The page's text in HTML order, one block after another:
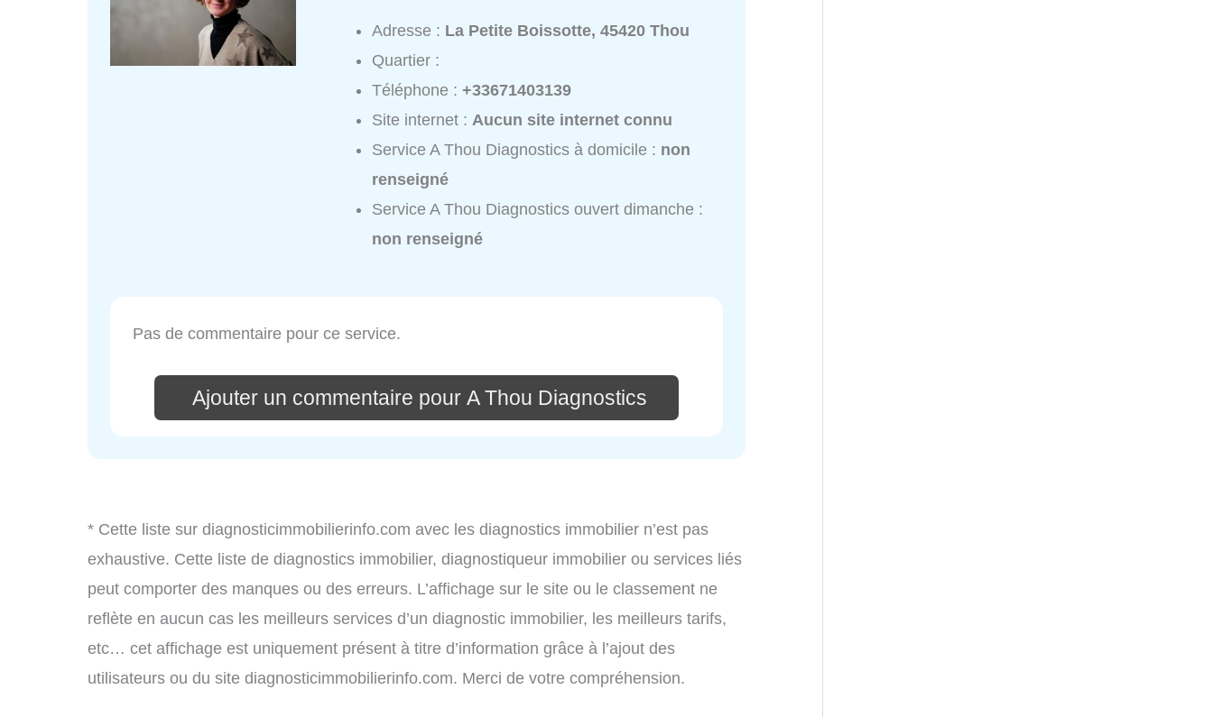
Adresse : La Petite Boissotte, 45420 Thou
Quartier :
Téléphone :+33671403139
Site internet :Aucun site internet connu
Service A Thou Diagnostics à domicile : non
renseigné
Service A Thou Diagnostics ouvert dimanche :
non renseigné
Pas de commentaire pour ce service.
Ajouter un commentaire pour A Thou Diagnostics
* Cette liste sur diagnosticimmobilierinfo.com avec les diagnostics immobilier n’est pas
exhaustive. Cette liste de diagnostics immobilier, diagnostiqueur immobilier ou services liés
peut comporter des manques ou des erreurs. L’affichage sur le site ou le classement ne
reflète en aucun cas les meilleurs services d’un diagnostic immobilier, les meilleurs tarifs,
etc… cet affichage est uniquement présent à titre d’information grâce à l’ajout des
utilisateurs ou du site diagnosticimmobilierinfo.com. Merci de votre compréhension.